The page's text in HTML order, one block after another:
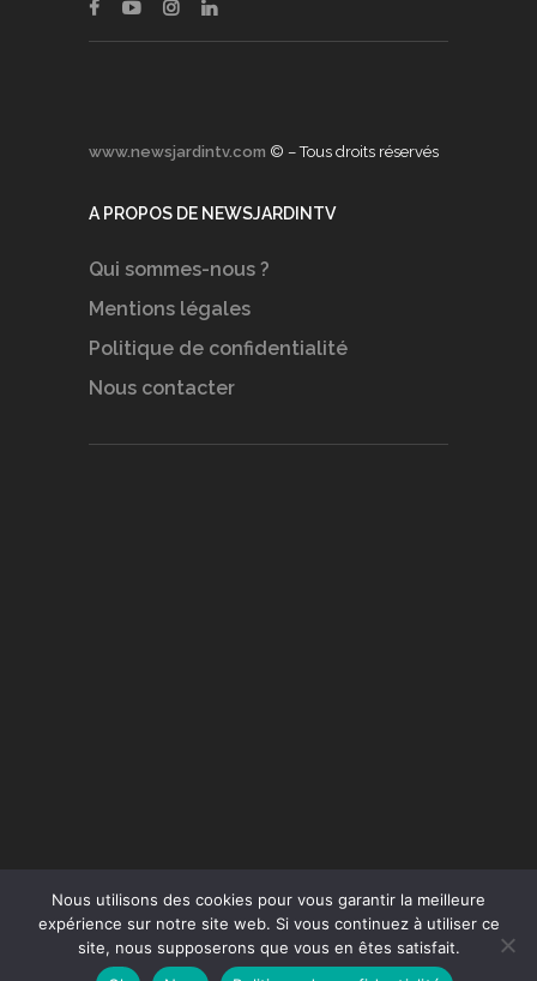
www.newsjardintv.com © – Tous droits réservés
A PROPOS DE NEWSJARDINTV
Qui sommes-nous ?
Mentions légales
Politique de confidentialité
Nous contacter
Nous utilisons des cookies pour vous garantir la meilleure
expérience sur notre site web. Si vous continuez à utiliser ce
site, nous supposerons que vous en êtes satisfait.